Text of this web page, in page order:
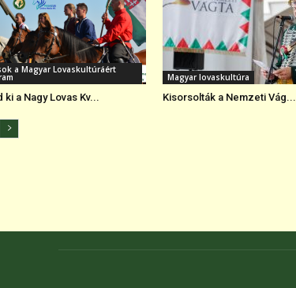
a Magyar Lovaskultúráért
ki a Nagy Lovas Kv...
Magyar lovaskultúra
Kisorsolták a Nemzeti Vág...